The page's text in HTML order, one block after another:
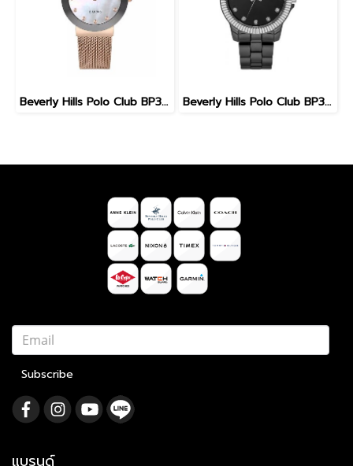
Beverly Hills Polo Club BP3609X.420 นาฬิกาข้อมือผู้หญิง สี Rose Gold Beverly Hills Polo Club BP3622X.850 นาฬิกาข้อมือผู้หญิง สีดำ
Subscribe
แบรนด์